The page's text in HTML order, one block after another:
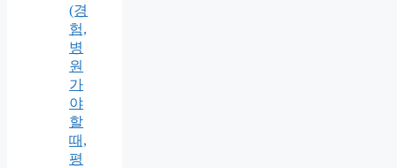
(경
험,
병
원
가
야
할
때,
평